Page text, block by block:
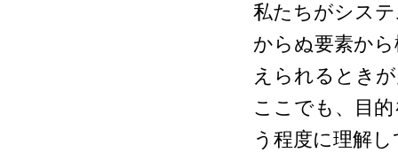
私たちがシス
からぬ要素か
えられるとき
ここでも、目
う程度に理解